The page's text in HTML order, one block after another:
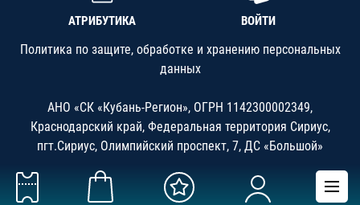
АТРИБУТИКА ВОЙТИ
Политика по защите, обработке и хранению персональных
данных
АНО «СК «Кубань-Регион», ОГРН 1142300002349,
Краснодарский край, Федеральная территория Сириус,
пгт.Сириус, Олимпийский проспект, 7, ДС «Большой»